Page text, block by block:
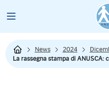
News 2024
La rassegna stampa di